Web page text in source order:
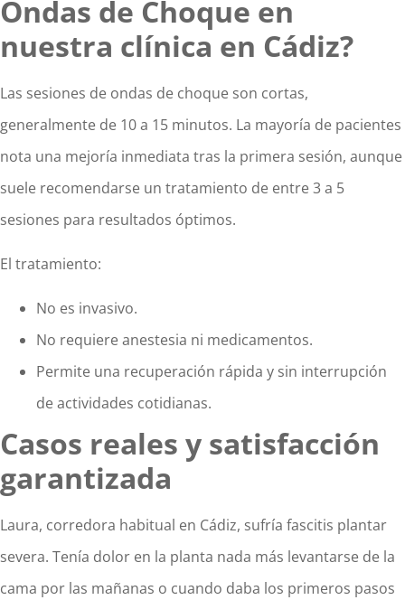
Ondas de Choque en
nuestra clínica en Cádiz?
Las sesiones de ondas de choque son cortas,
generalmente de 10 a 15 minutos. La mayoría de pacientes
nota una mejoría inmediata tras la primera sesión, aunque
suele recomendarse un tratamiento de entre 3 a 5
sesiones para resultados óptimos.
El tratamiento:
No es invasivo.
No requiere anestesia ni medicamentos.
Permite una recuperación rápida y sin interrupción
de actividades cotidianas.
Casos reales y satisfacción
garantizada
Laura, corredora habitual en Cádiz, sufría fascitis plantar
severa. Tenía dolor en la planta nada más levantarse de la
cama por las mañanas o cuando daba los primeros pasos